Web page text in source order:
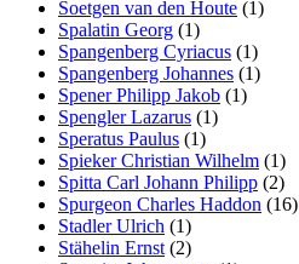
Soetgen van den Houte (1)
Spalatin Georg (1)
Spangenberg Cyriacus (1)
Spangenberg Johannes (1)
Spener Philipp Jakob (1)
Spengler Lazarus (1)
Speratus Paulus (1)
Spieker Christian Wilhelm (1)
Spitta Carl Johann Philipp (2)
Spurgeon Charles Haddon (16)
Stadler Ulrich (1)
Stähelin Ernst(2)